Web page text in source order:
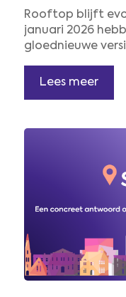
Rooftop blijft
januari 2026
gloednieuwe
Lees meer